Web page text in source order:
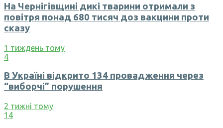
На Чернігівщині дикі тварини отримали з
повітря понад 680 тисяч доз вакцини проти
сказу
1 тиждень тому
4
В Україні відкрито 134 провадження через
“виборчі” порушення
2 тижні тому
14